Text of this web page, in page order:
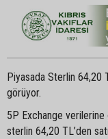
Piyasada Sterlin 64,20
görüyor.
5P Exchange verilerine
sterlin 64,20 TL’den